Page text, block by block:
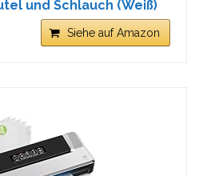
und Schlauch (Weiß)
Siehe auf Amazon